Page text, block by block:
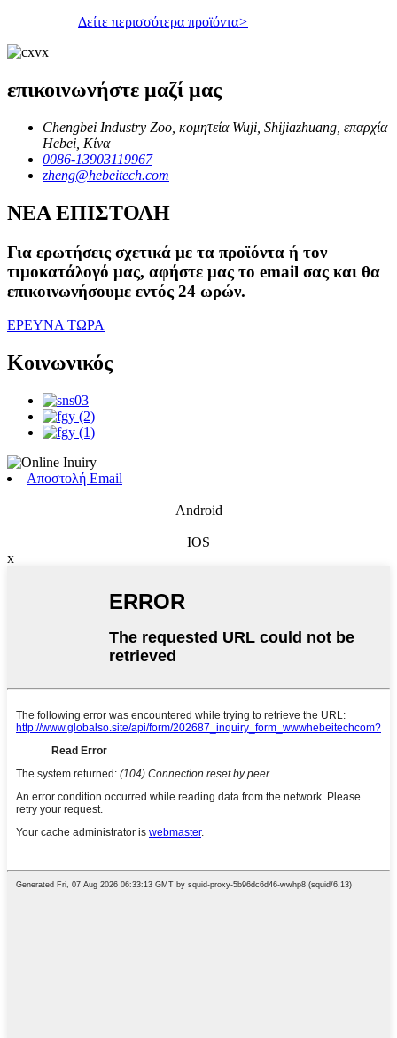
Δείτε περισσότερα προϊόντα>
επικοινωνήστε μαζί μας
Chengbei Industry Zoo, κομητεία Wuji, Shijiazhuang, επαρχία
Hebei, Κίνα
0086-13903119967
zheng@hebeitech.com
ΝΕΑ ΕΠΙΣΤΟΛΗ
Για ερωτήσεις σχετικά με τα προϊόντα ή τον
τιμοκατάλογό μας, αφήστε μας το email σας και θα
επικοινωνήσουμε εντός 24 ωρών.
ΕΡΕΥΝΑ ΤΩΡΑ
Κοινωνικός
Αποστολή Email
Android
IOS
x